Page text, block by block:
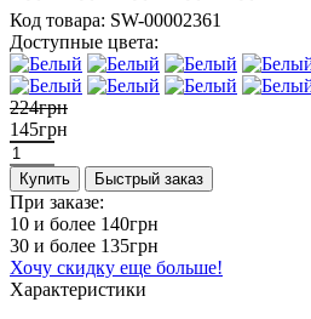
Код товара: SW-00002361
Доступные цвета:
224грн
145грн
Купить Быстрый заказ
При заказе:
10 и более 140грн
30 и более 135грн
Хочу скидку еще больше!
Характеристики